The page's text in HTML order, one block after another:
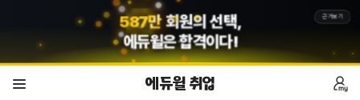
587만 회원의 선택,
에듀윌은 합격이다!
근거보기
에듀윌 취업